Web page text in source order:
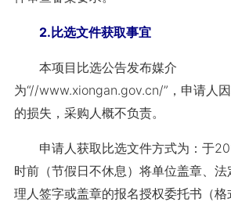
2.比选文件获取事宜
本项目比选公告发布媒介
为“//www.xiongan.gov.cn/”，申请人
的损失，采购人概不负责。
申请人获取比选文件方式为：于
时前（节假日不休息）将单位盖章、
理人签字或盖章的报名授权委托书（